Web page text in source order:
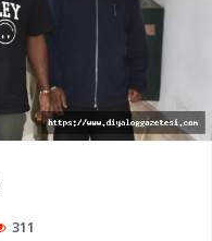
311